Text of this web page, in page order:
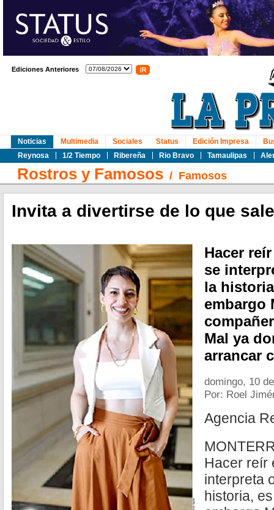
Ediciones Anteriores
Noticias
Reynosa
1/2 Tiempo Ribereña Rio Bravo Tamaulipas
Multimedia Sociales Status Edición Impresa
Rostros y Famosos / Famosos
Invita a divertirse de lo que
Hacer
se
la
embargo
Mal ya
arrancar
domingo, 10
Por: Roel
Agencia
Hacer reír
interpreta
historia,